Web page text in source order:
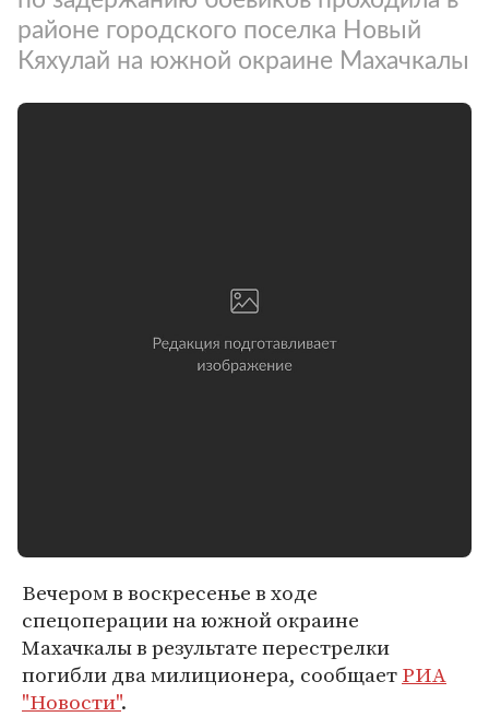
районе городского поселка Новый
Кяхулай на южной окраине Махачкалы
Вечером в воскресенье в ходе
спецоперации на южной окраине
Махачкалы в результате перестрелки
погибли два милиционера, сообщаетРИА
"Новости".